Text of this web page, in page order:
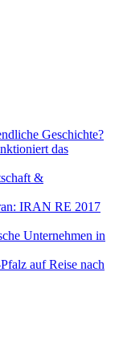
Geschichte?
das
&
IRAN RE 2017
Unternehmen in
auf Reise nach